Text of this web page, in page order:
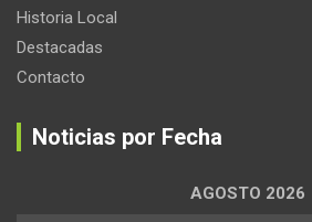
Historia Local
Destacadas
Contacto
Noticias por Fecha
AGOSTO 2026